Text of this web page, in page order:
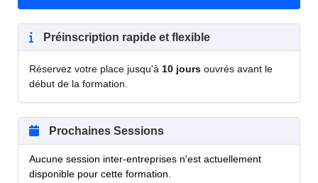
Préinscription rapide et flexible
Réservez votre place jusqu'à 10 jours ouvrés avant le
début de la formation.
Prochaines Sessions
Aucune session inter-entreprises n'est actuellement
disponible pour cette formation.